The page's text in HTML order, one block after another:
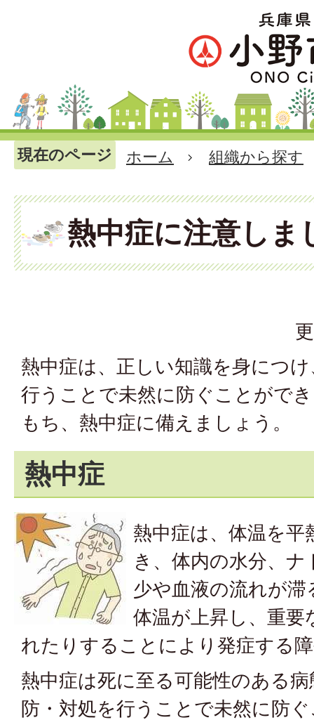
現在のページ ホーム 組織から探す
熱中症に注意しま
熱中症は、正しい知識を身につ
行うことで未然に防ぐことがで
もち、熱中症に備えましょう。
熱中症
熱中症は、体温を
き、体内の水分、
少や血液の流れが
体温が上昇し、重
れたりすることにより発症する
熱中症は死に至る可能性のある
防・対処を行うことで未然に防